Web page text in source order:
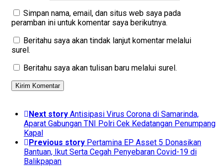
Simpan nama, email, dan situs web saya pada
peramban ini untuk komentar saya berikutnya.
Beritahu saya akan tindak lanjut komentar melalui
surel.
Beritahu saya akan tulisan baru melalui surel.
Next story Antisipasi Virus Corona di Samarinda,
Aparat Gabungan TNI Polri Cek Kedatangan Penumpang
Kapal
Previous story Pertamina EP Asset 5 Donasikan
Bantuan, Ikut Serta Cegah Penyebaran Covid-19 di
Balikpapan